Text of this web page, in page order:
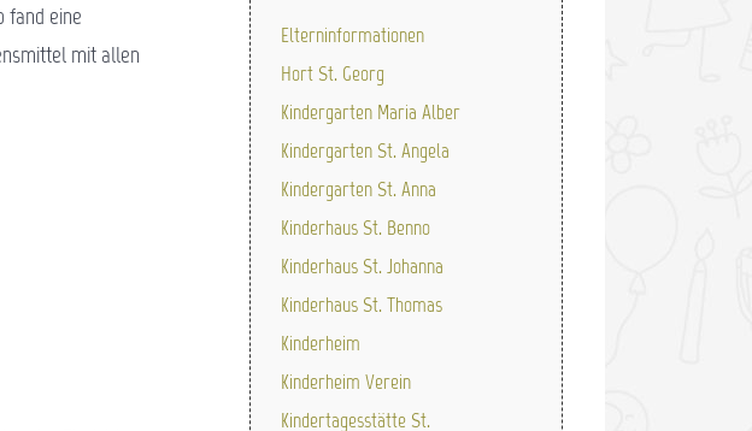
fand eine
mit allen
Elterninformationen
Hort St. Georg
Kindergarten Maria Alber
Kindergarten St. Angela
Kindergarten St. Anna
Kinderhaus St. Benno
Kinderhaus St. Johanna
Kinderhaus St. Thomas
Kinderheim
Kinderheim Verein
Kindertagesstätte St.